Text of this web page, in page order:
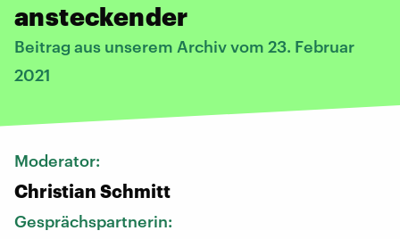
ansteckender
Beitrag aus unserem Archiv vom 23. Februar
2021
Moderator:
Christian Schmitt
Gesprächspartnerin: